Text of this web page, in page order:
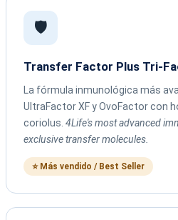
🛡️
Transfer Factor Plus Tri-
La fórmula inmunológica más
UltraFactor XF y OvoFactor con
coriolus. 4Life's most advanced
exclusive transfer molecules.
⭐ Más vendido / Best Seller